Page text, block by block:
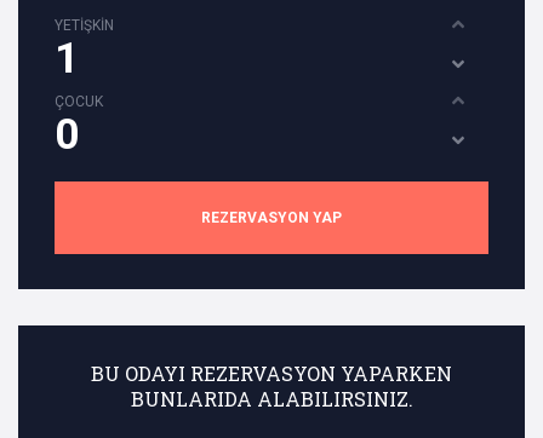
YETİŞKİN
ÇOCUK
REZERVASYON YAP
BU ODAYI REZERVASYON YAPARKEN
BUNLARIDA ALABILIRSINIZ.